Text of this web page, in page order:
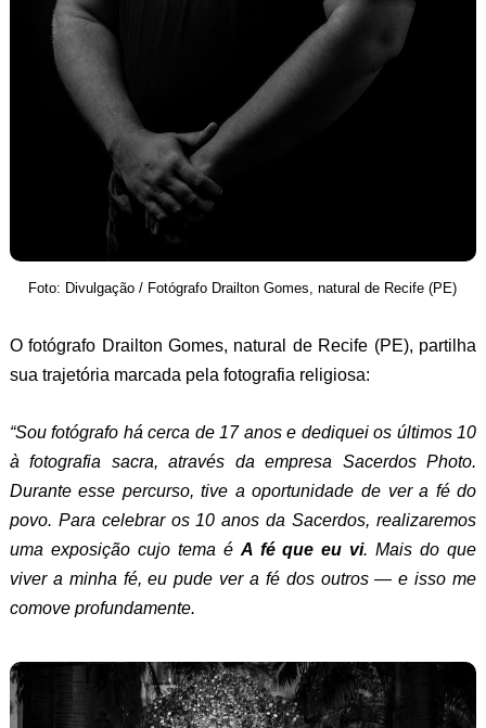
Foto: Divulgação / Fotógrafo Drailton Gomes, natural de Recife (PE)
O fotógrafo Drailton Gomes, natural de Recife (PE), partilha
sua trajetória marcada pela fotografia religiosa:
“Sou fotógrafo há cerca de 17 anos e dediquei os últimos 10
à fotografia sacra, através da empresa Sacerdos Photo.
Durante esse percurso, tive a oportunidade de ver a fé do
povo. Para celebrar os 10 anos da Sacerdos, realizaremos
uma exposição cujo tema éA fé que eu vi. Mais do que
viver a minha fé, eu pude ver a fé dos outros — e isso me
comove profundamente.